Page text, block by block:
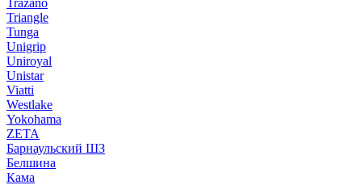
Trazano
Triangle
Tunga
Unigrip
Uniroyal
Unistar
Viatti
Westlake
Yokohama
ZETA
Барнаульский ШЗ
Белшина
Кама